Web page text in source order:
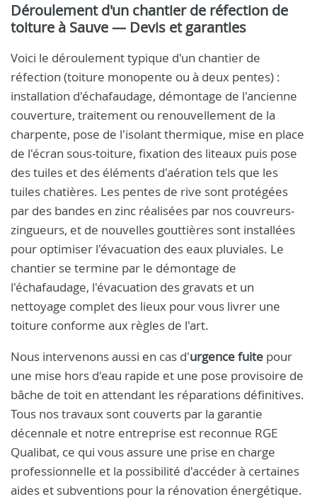
Déroulement d'un chantier de réfection de
toiture à Sauve — Devis et garanties
Voici le déroulement typique d'un chantier de
réfection (toiture monopente ou à deux pentes) :
installation d'échafaudage, démontage de l'ancienne
couverture, traitement ou renouvellement de la
charpente, pose de l'isolant thermique, mise en place
de l'écran sous-toiture, fixation des liteaux puis pose
des tuiles et des éléments d'aération tels que les
tuiles chatières. Les pentes de rive sont protégées
par des bandes en zinc réalisées par nos couvreurs-
zingueurs, et de nouvelles gouttières sont installées
pour optimiser l'évacuation des eaux pluviales. Le
chantier se termine par le démontage de
l'échafaudage, l'évacuation des gravats et un
nettoyage complet des lieux pour vous livrer une
toiture conforme aux règles de l'art.
Nous intervenons aussi en cas d'urgence fuite pour
une mise hors d'eau rapide et une pose provisoire de
bâche de toit en attendant les réparations définitives.
Tous nos travaux sont couverts par la garantie
décennale et notre entreprise est reconnue RGE
Qualibat, ce qui vous assure une prise en charge
professionnelle et la possibilité d'accéder à certaines
aides et subventions pour la rénovation énergétique.